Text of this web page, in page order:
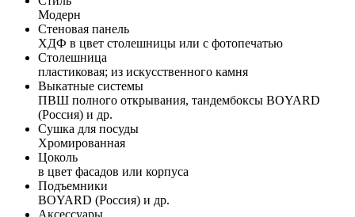
Модерн
Стеновая панель
ХДФ в цвет столешницы или с фотопечатью
Столешница
пластиковая; из искусственного камня
Выкатные системы
ПВШ полного открывания, тандембоксы BOYARD
(Россия) и др.
Сушка для посуды
Хромированная
Цоколь
в цвет фасадов или корпуса
Подъемники
BOYARD (Россия) и др.
Аксессуары